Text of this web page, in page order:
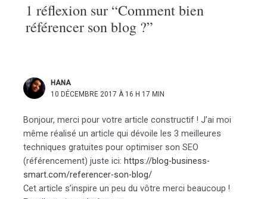
1 réflexion sur “Comment bien
référencer son blog ?”
HANA
10 DÉCEMBRE 2017 À 16 H 17 MIN
Bonjour, merci pour votre article constructif ! J’ai moi
même réalisé un article qui dévoile les 3 meilleures
techniques gratuites pour optimiser son SEO
(référencement) juste ici:https://blog-business-
smart.com/referencer-son-blog/
Cet article s’inspire un peu du vôtre merci beaucoup !